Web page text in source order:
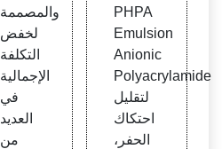
والمصممة
لخفض
التكلفة
الإجمالية
في
العديد
من
PHPA
Emulsion
Anionic
Polyacrylamide
لتقليل
احتكاك
الحفر،